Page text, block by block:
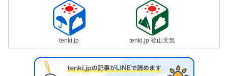
tenki.jp tenki.jp 登山天気